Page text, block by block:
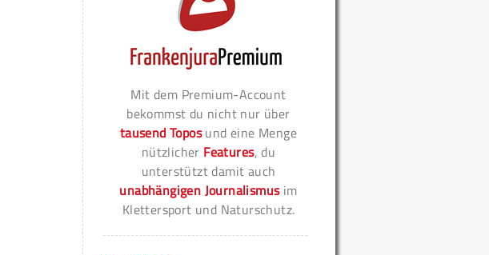
Mit dem Premium-Account
bekommst du nicht nur über
tausend Toposund eine Menge
nützlicher Features, du
unterstützt damit auch
unabhängigen Journalismusim
Klettersport und Naturschutz.